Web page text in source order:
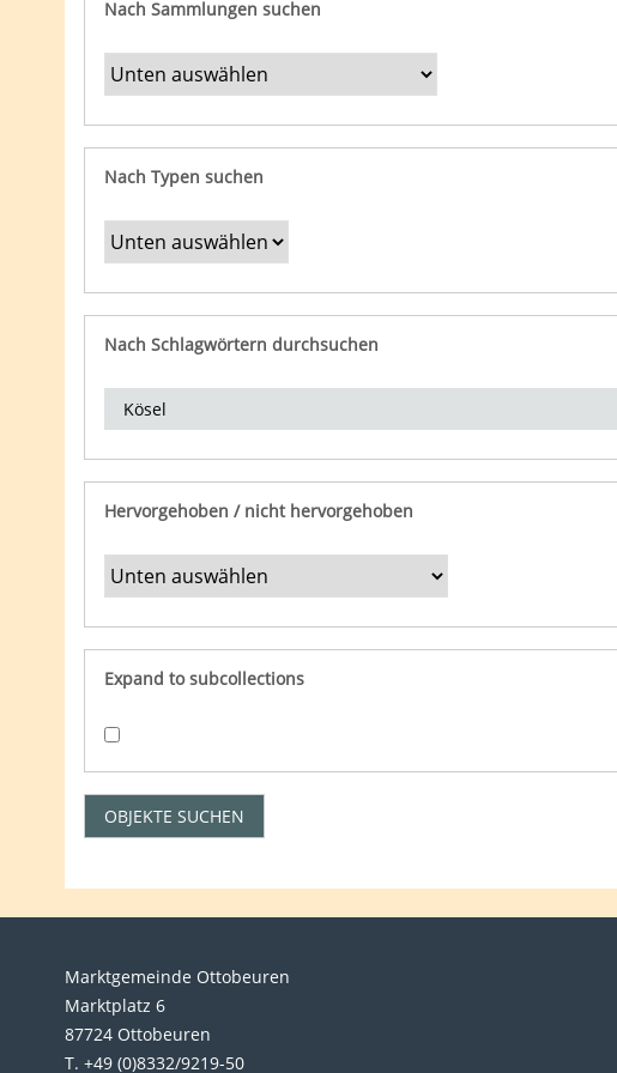
Nach Sammlungen suchen
Nach Typen suchen
Nach Schlagwörtern durchsuchen
Hervorgehoben / nicht hervorgehoben
Expand to subcollections
Marktgemeinde Ottobeuren
Marktplatz 6
87724 Ottobeuren
T. +49 (0)8332/9219-50